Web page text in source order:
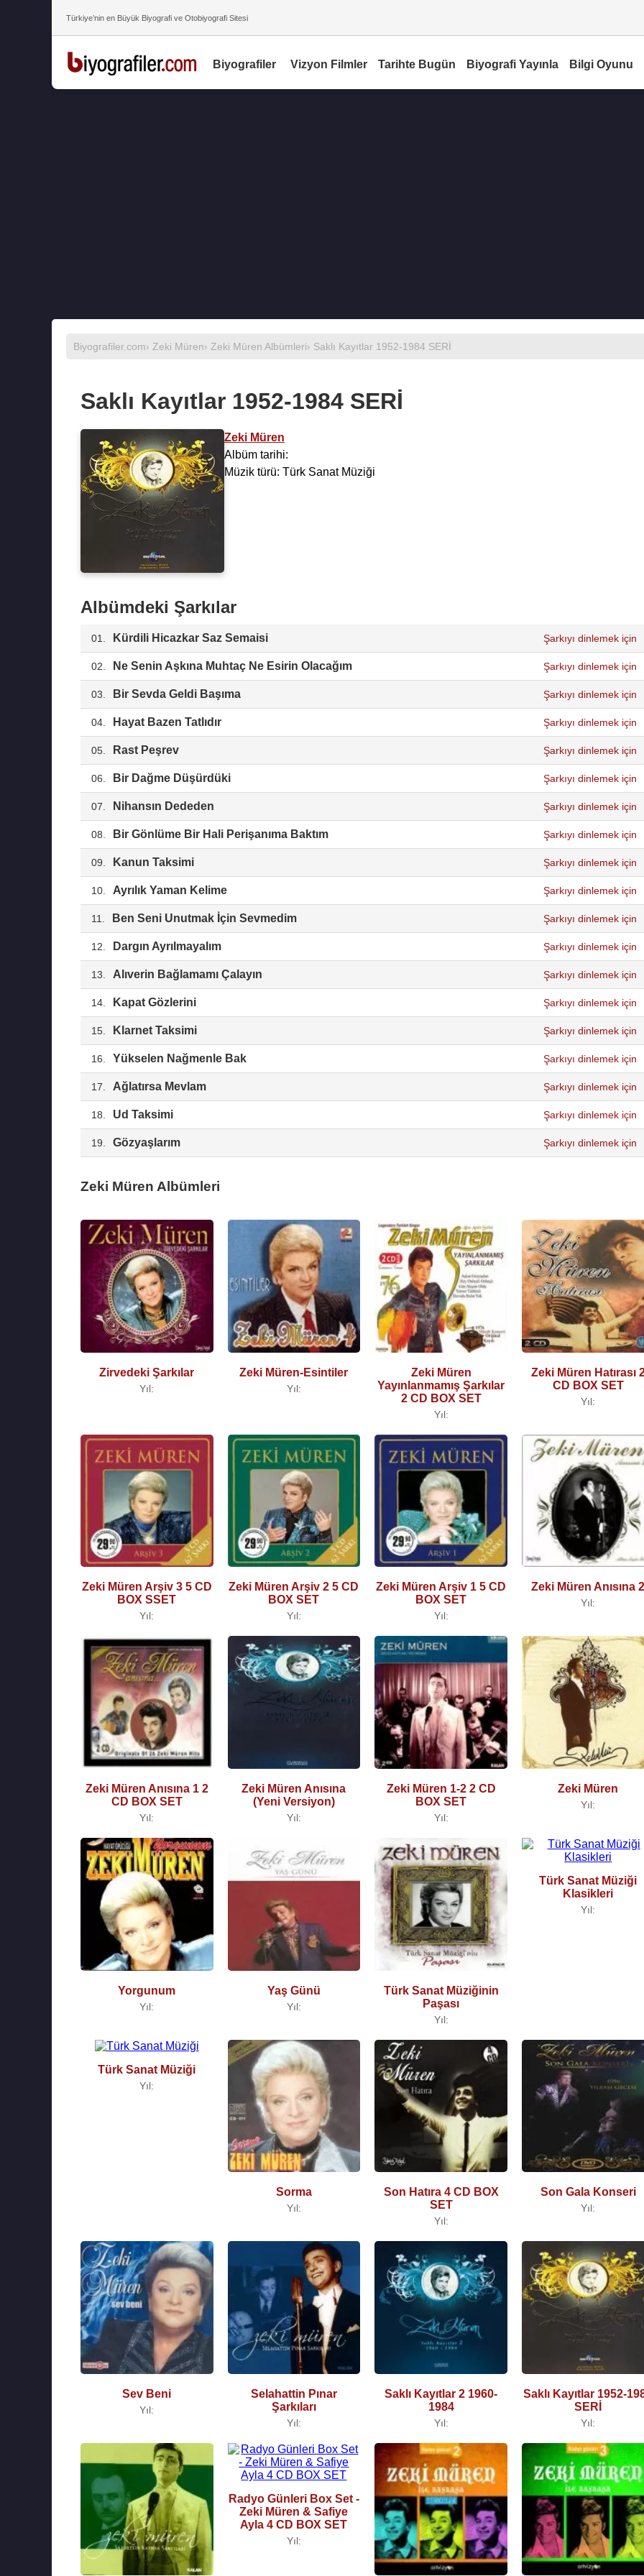
Türkiye’nin en Büyük Biyografi ve Otobiyografi Sitesi
Biyografiler Vizyon Filmler Tarihte Bugün Biyografi Yayınla Bilgi Oyunu
Biyografiler.com› Zeki Müren› Zeki Müren Albümleri› Saklı Kayıtlar 1952-1984 SERİ
Saklı Kayıtlar 1952-1984 SERİ
Zeki Müren
Albüm tarihi:
Müzik türü: Türk Sanat Müziği
Albümdeki Şarkılar
01. Kürdili Hicazkar Saz Semaisi Şarkıyı dinlemek için
02. Ne Senin Aşkına Muhtaç Ne Esirin Olacağım Şarkıyı dinlemek için
03. Bir Sevda Geldi Başıma Şarkıyı dinlemek için
04. Hayat Bazen Tatlıdır Şarkıyı dinlemek için
05. Rast Peşrev Şarkıyı dinlemek için
06. Bir Dağme Düşürdüki Şarkıyı dinlemek için
07. Nihansın Dededen Şarkıyı dinlemek için
08. Bir Gönlüme Bir Hali Perişanıma Baktım Şarkıyı dinlemek için
09. Kanun Taksimi Şarkıyı dinlemek için
10. Ayrılık Yaman Kelime Şarkıyı dinlemek için
11. Ben Seni Unutmak İçin Sevmedim Şarkıyı dinlemek için
12. Dargın Ayrılmayalım Şarkıyı dinlemek için
13. Alıverin Bağlamamı Çalayın Şarkıyı dinlemek için
14. Kapat Gözlerini Şarkıyı dinlemek için
15. Klarnet Taksimi Şarkıyı dinlemek için
16. Yükselen Nağmenle Bak Şarkıyı dinlemek için
17. Ağlatırsa Mevlam Şarkıyı dinlemek için
18. Ud Taksimi Şarkıyı dinlemek için
19. Gözyaşlarım Şarkıyı dinlemek için
Zeki Müren Albümleri
Zirvedeki Şarkılar
Yıl:
Zeki Müren-Esintiler
Yıl:
Zeki Müren
Yayınlanmamış Şarkılar
2 CD BOX SET
Yıl:
Zeki Müren Hatırası
CD BOX SET
Yıl:
Zeki Müren Arşiv 3 5 CD
BOX SSET
Yıl:
Zeki Müren Arşiv 2 5 CD
BOX SET
Yıl:
Zeki Müren Arşiv 1 5 CD
BOX SET
Yıl:
Zeki Müren Anısına
Yıl:
Zeki Müren Anısına 1 2
CD BOX SET
Yıl:
Zeki Müren Anısına
(Yeni Versiyon)
Yıl:
Zeki Müren 1-2 2 CD
BOX SET
Yıl:
Zeki Müren
Yıl:
Yorgunum
Yıl:
Yaş Günü
Yıl:
Türk Sanat Müziğinin
Paşası
Yıl:
Türk Sanat Müziği
Klasikleri
Yıl:
Türk Sanat Müziği
Yıl:
Sorma
Yıl:
Son Hatıra 4 CD BOX
SET
Yıl:
Son Gala Konseri
Yıl:
Sev Beni
Yıl:
Selahattin Pınar
Şarkıları
Yıl:
Saklı Kayıtlar 2 1960-
1984
Yıl:
Saklı Kayıtlar 1952-
SERİ
Yıl:
Radyo Günleri Box Set -
Zeki Müren & Safiye
Ayla 4 CD BOX SET
Yıl: